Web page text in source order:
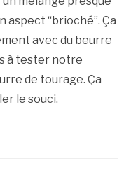
aspect “brioché”. Ça
avec du beurre
à tester notre
de tourage. Ça
le souci.